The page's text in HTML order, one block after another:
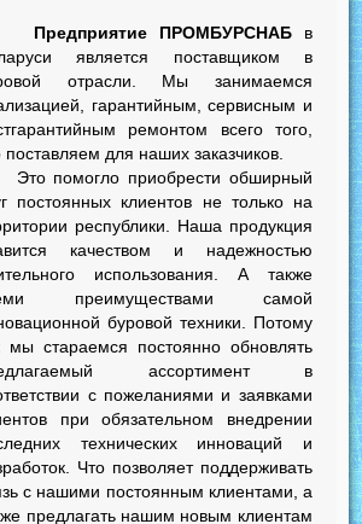
Предприятие ПРОМБУРСНАБ в
является поставщиком в
отрасли. Мы занимаемся
гарантийным, сервисным и
ремонтом всего того,
поставляем для наших заказчиков.
помогло приобрести обширный
постоянных клиентов не только на
республики. Наша продукция
качеством и надежностью
использования. А также
преимуществами самой
буровой техники. Потому
мы стараемся постоянно обновлять
ассортимент в
с пожеланиями и заявками
при обязательном внедрении
технических инноваций и
Что позволяет поддерживать
с нашими постоянным клиентами, а
предлагать нашим новым клиентам